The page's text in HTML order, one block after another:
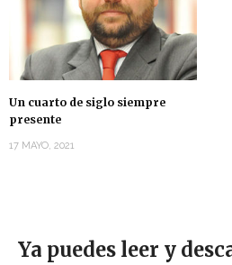
Un cuarto de siglo siempre
presente
17 MAYO, 2021
Ya puedes leer y